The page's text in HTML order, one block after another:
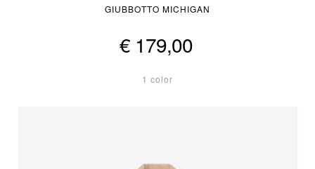
GIUBBOTTO MICHIGAN
€ 179,00
1 color